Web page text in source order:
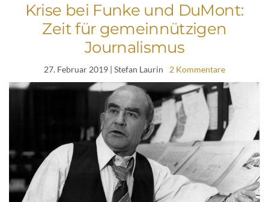
Krise bei Funke und DuMont:
Zeit für gemeinnützigen
Journalismus
27. Februar 2019 | Stefan Laurin 2 Kommentare